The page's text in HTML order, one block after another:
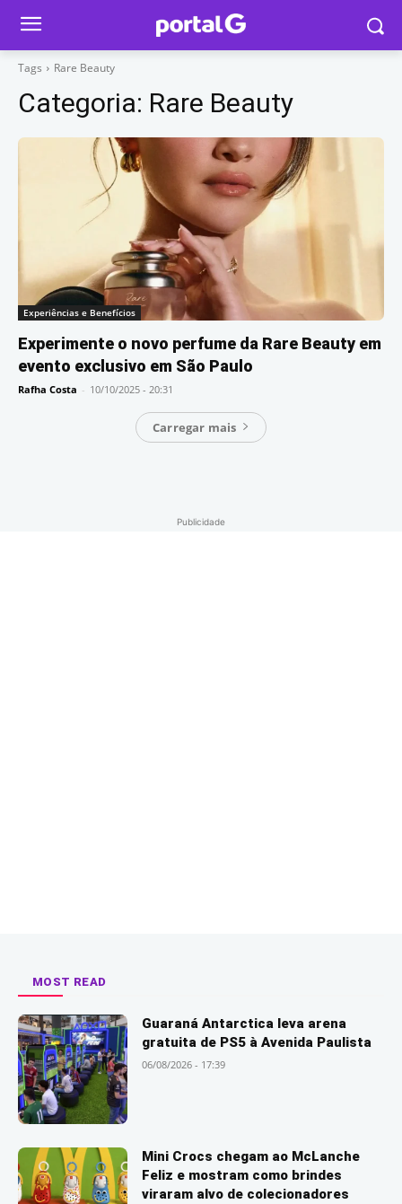
Tags Rare Beauty
Categoria: Rare Beauty
Experiências e Benefícios
Experimente o novo perfume da Rare Beauty em
evento exclusivo em São Paulo
Rafha Costa - 10/10/2025 - 20:31
Carregar mais
Publicidade
MOST READ
Guaraná Antarctica leva arena
gratuita de PS5 à Avenida Paulista
06/08/2026 - 17:39
Mini Crocs chegam ao McLanche
Feliz e mostram como brindes
viraram alvo de colecionadores